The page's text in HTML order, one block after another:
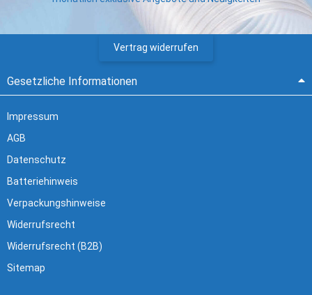
Vertrag widerrufen
Gesetzliche Informationen
Impressum
AGB
Datenschutz
Batteriehinweis
Verpackungshinweise
Widerrufsrecht
Widerrufsrecht (B2B)
Sitemap